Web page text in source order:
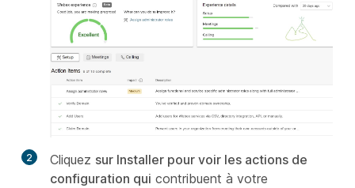
2 Cliquez sur Installer pour voir les actions de
configuration qui contribuent à votre